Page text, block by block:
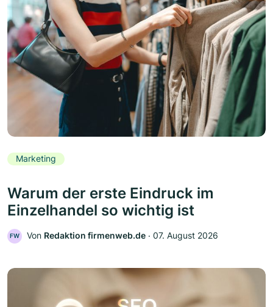
Marketing
Warum der erste Eindruck im
Einzelhandel so wichtig ist
FW Von Redaktion firmenweb.de ‧ 07. August 2026